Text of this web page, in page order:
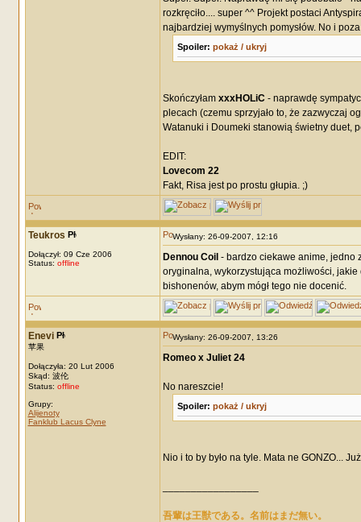
rozkręciło.... super ^^ Projekt postaci
najbardziej wymyślnych pomysłów. No i
Spoiler: pokaż / ukryj
Skończyłam xxxHOLiC- naprawdę
plecach (czemu sprzyjało to, że zazwyczaj
Watanuki i Doumeki stanowią świetny duet,
EDIT:
Lovecom 22
Fakt, Risa jest po prostu głupia. ;)
Teukros
Dołączył: 09 Cze 2006
Status: offline
Wysłany: 26-09-2007, 12:16
Dennou Coil - bardzo ciekawe anime, jedno
oryginalna, wykorzystująca możliwości,
bishonenów, abym mógł tego nie docenić.
Enevi
苹果
Dołączyła: 20 Lut 2006
Skąd: 波伦
Status: offline
Grupy:
Alijenoty
Fanklub Lacus Clyne
Wysłany: 26-09-2007, 13:26
Romeo x Juliet 24
No nareszcie!
Spoiler: pokaż / ukryj
Nio i to by było na tyle. Mata ne GONZO...
吾輩は王獣である。名前はまだ無い。